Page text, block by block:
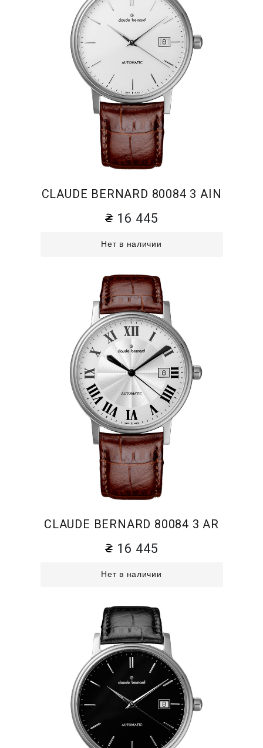
CLAUDE BERNARD 80084 3 AIN
16 445
Нет в наличии
CLAUDE BERNARD 80084 3 AR
16 445
Нет в наличии